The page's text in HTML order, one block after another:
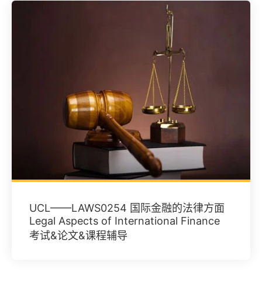
UCL——LAWS0254 国际金融的法律方面
Legal Aspects of International Finance
考试&论文&课程辅导